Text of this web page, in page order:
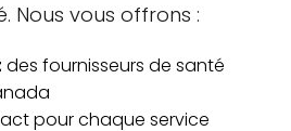
Nous vous offrons :
des fournisseurs de santé
pour chaque service